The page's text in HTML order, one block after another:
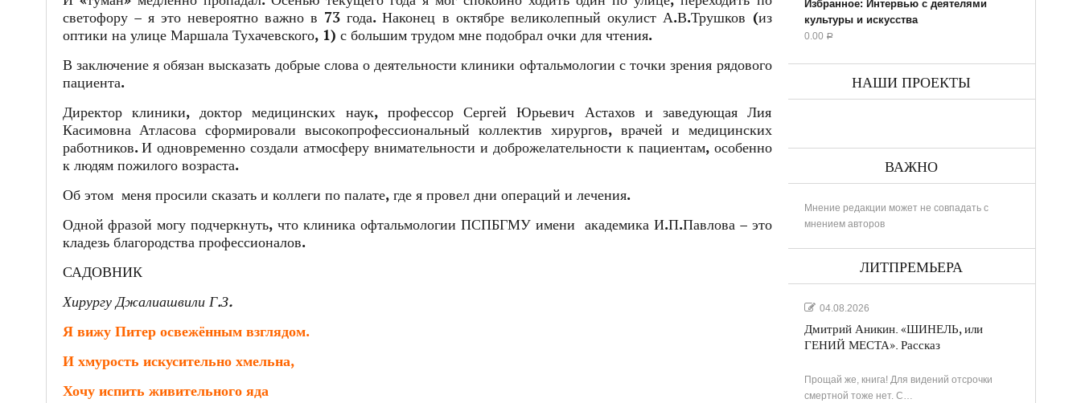
светофору – я это невероятно важно в 73 года. Наконец в октябре великолепный окулист А.В.Трушков (из
оптики на улице Маршала Тухачевского, 1) с большим трудом мне подобрал очки для чтения.
В заключение я обязан высказать добрые слова о деятельности клиники офтальмологии с точки зрения рядового
пациента.
Директор клиники, доктор медицинских наук, профессор Сергей Юрьевич Астахов и заведующая Лия
Касимовна Атласова сформировали высокопрофессиональный коллектив хирургов, врачей и медицинских
работников. И одновременно создали атмосферу внимательности и доброжелательности к пациентам, особенно
к людям пожилого возраста.
Об этом меня просили сказать и коллеги по палате, где я провел дни операций и лечения.
Одной фразой могу подчеркнуть, что клиника офтальмологии ПСПБГМУ имени академика И.П.Павлова – это
кладезь благородства профессионалов.
САДОВНИК
Хирургу Джалиашвили Г.З.
Я вижу Питер освежённым взглядом.
И хмурость искусительно хмельна,
Хочу испить живительного яда
Избранное: Интервью с деятелями
культуры и искусства
0.00 Р
НАШИ ПРОЕКТЫ
ВАЖНО
Мнение редакции может не совпадать с
мнением авторов
ЛИТПРЕМЬЕРА
04.08.2026
Дмитрий Аникин. «ШИНЕЛЬ, или
ГЕНИЙ МЕСТА». Рассказ
Прощай же, книга! Для видений отсрочки
смертной тоже нет. С…